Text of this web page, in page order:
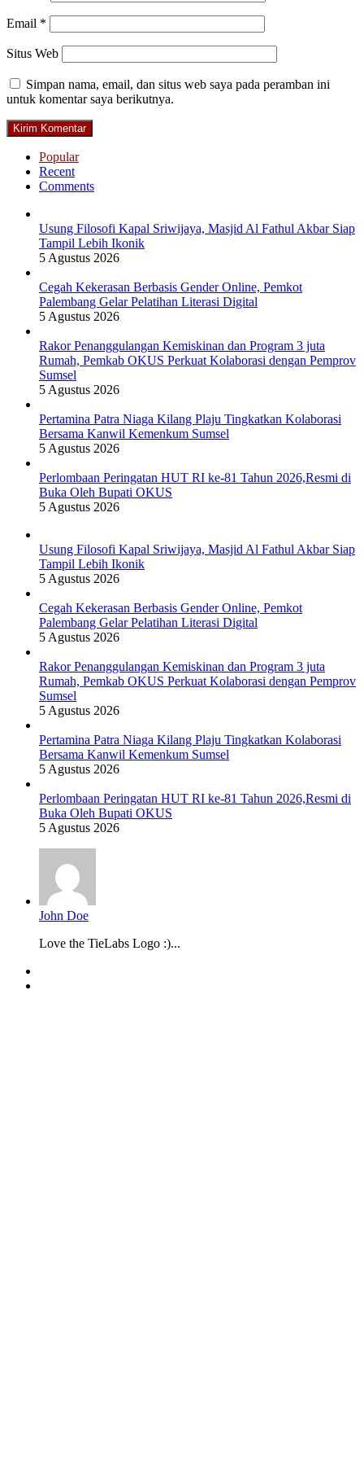
Email *
Situs Web
Simpan nama, email, dan situs web saya pada peramban ini
untuk komentar saya berikutnya.
Popular
Recent
Comments
Usung Filosofi Kapal Sriwijaya, Masjid Al Fathul Akbar Siap
Tampil Lebih Ikonik
5 Agustus 2026
Cegah Kekerasan Berbasis Gender Online, Pemkot
Palembang Gelar Pelatihan Literasi Digital
5 Agustus 2026
Rakor Penanggulangan Kemiskinan dan Program 3 juta
Rumah, Pemkab OKUS Perkuat Kolaborasi dengan Pemprov
Sumsel
5 Agustus 2026
Pertamina Patra Niaga Kilang Plaju Tingkatkan Kolaborasi
Bersama Kanwil Kemenkum Sumsel
5 Agustus 2026
Perlombaan Peringatan HUT RI ke-81 Tahun 2026,Resmi di
Buka Oleh Bupati OKUS
5 Agustus 2026
Usung Filosofi Kapal Sriwijaya, Masjid Al Fathul Akbar Siap
Tampil Lebih Ikonik
5 Agustus 2026
Cegah Kekerasan Berbasis Gender Online, Pemkot
Palembang Gelar Pelatihan Literasi Digital
5 Agustus 2026
Rakor Penanggulangan Kemiskinan dan Program 3 juta
Rumah, Pemkab OKUS Perkuat Kolaborasi dengan Pemprov
Sumsel
5 Agustus 2026
Pertamina Patra Niaga Kilang Plaju Tingkatkan Kolaborasi
Bersama Kanwil Kemenkum Sumsel
5 Agustus 2026
Perlombaan Peringatan HUT RI ke-81 Tahun 2026,Resmi di
Buka Oleh Bupati OKUS
5 Agustus 2026
John Doe
Love the TieLabs Logo :)...